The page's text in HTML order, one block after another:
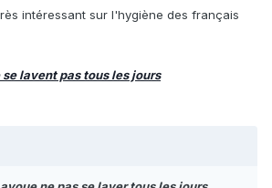
intéressant sur l'hygiène des français
lavent pas tous les jours